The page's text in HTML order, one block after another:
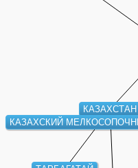
КАЗАХСТАН
КАЗАХСКИЙ